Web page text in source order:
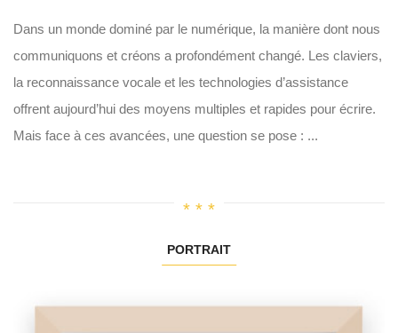
Dans un monde dominé par le numérique, la manière dont nous
communiquons et créons a profondément changé. Les claviers,
la reconnaissance vocale et les technologies d’assistance
offrent aujourd’hui des moyens multiples et rapides pour écrire.
Mais face à ces avancées, une question se pose : ...
PORTRAIT